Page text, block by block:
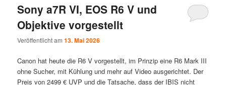
Sony a7R VI, EOS R6 V und
Objektive vorgestellt
Veröffentlicht am13. Mai 2026
Canon hat heute die R6 V vorgestellt, im Prinzip eine R6 Mark III
ohne Sucher, mit Kühlung und mehr auf Video ausgerichtet. Der
Preis von 2499 € UVP und die Tatsache, dass der IBIS nicht